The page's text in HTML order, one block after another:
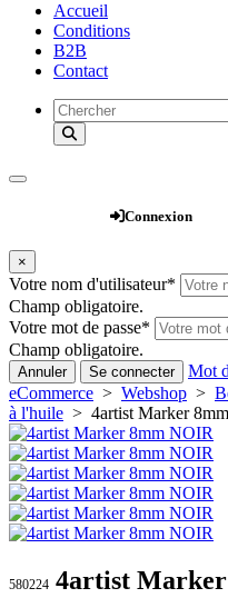
Accueil
Conditions
B2B
Contact
Connexion
×
Votre nom d'utilisateur*
Champ obligatoire.
Votre mot de passe*
Champ obligatoire.
Annuler Se connecter
Mot
eCommerce > Webshop >
à l'huile > 4artist Marker
580224 4artist